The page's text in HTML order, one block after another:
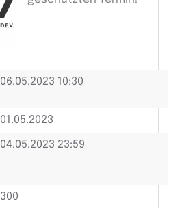
06.05.2023 10:30
01.05.2023
04.05.2023 23:59
300